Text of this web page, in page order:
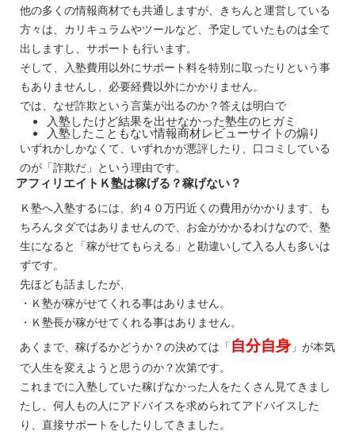
他の多くの情報商材でも共通しますが、きちんと運営している
方々は、カリキュラムやツールなど、予定していたものは全て
出しますし、サポートも行います。
そして、入塾費用以外にサポート料を特別に取ったりという事
もありませんし、必要経費以外にかかりません。
では、なぜ詐欺という言葉が出るのか？答えは明白で
入塾したけど結果を出せなかった塾生のヒガミ
入塾したこともない情報商材レビューサイトの煽り
いずれかしかなくて、いずれかが悪評したり、口コミしている
のが「詐欺だ」という理由です。
アフィリエイトＫ塾は稼げる？稼げない？
Ｋ塾へ入塾するには、約４０万円近くの費用がかかります、も
ちろんタダではありませんので、お金がかかるわけなので、塾
生になると「稼がせてもらえる」と勘違いして入る人も多いは
ずです。
先ほども話ましたが、
・Ｋ塾が稼がせてくれる事はありません。
・Ｋ塾長が稼がせてくれる事はありません。
あくまで、稼げるかどうか？の決めては「自分自身 」が本気
で人生を変えようと思うのか？次第です。
これまでに入塾していた稼げなかった人をたくさん見てきまし
たし、何人もの人にアドバイスを求められてアドバイスした
り、直接サポートをしたりしてきました。